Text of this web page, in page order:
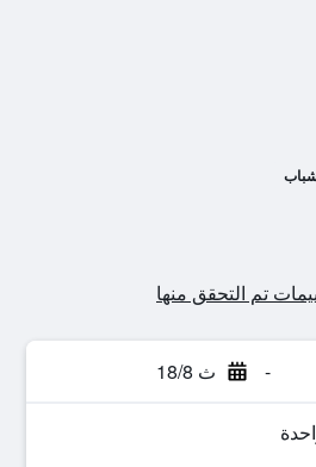
- ث 18/8